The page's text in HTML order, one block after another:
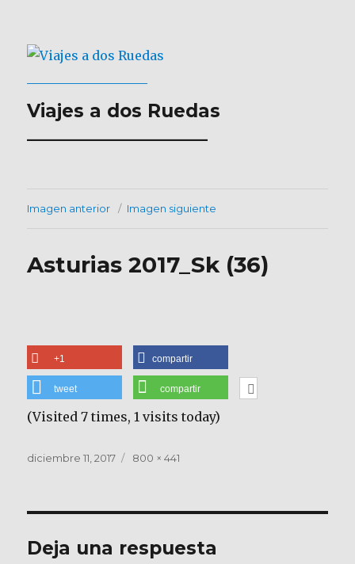
Viajes a dos Ruedas
___________________
Imagen anterior Imagen siguiente
Asturias 2017_Sk (36)
+1 compartir
tweet compartir
(Visited 7 times, 1 visits today)
Publicado
diciembre 11, 2017
Tamaño
800 × 441
Deja una respuesta